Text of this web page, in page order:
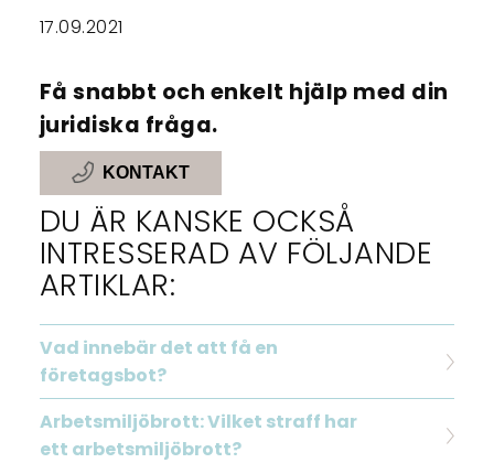
17.09.2021
Få snabbt och enkelt hjälp med din
juridiska fråga.
KONTAKT
DU ÄR KANSKE OCKSÅ
INTRESSERAD AV FÖLJANDE
ARTIKLAR:
Vad innebär det att få en
företagsbot?
Arbetsmiljöbrott: Vilket straff har
ett arbetsmiljöbrott?